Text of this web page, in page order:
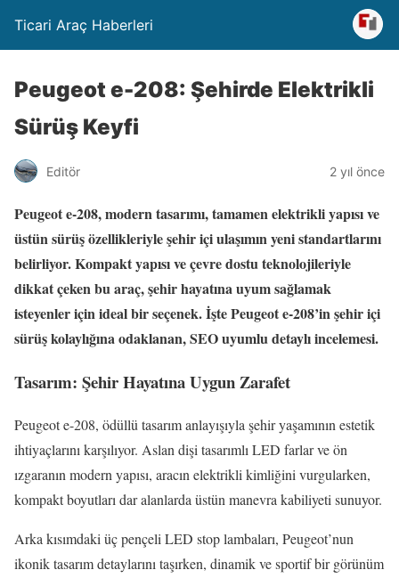
Ticari Araç Haberleri
Peugeot e-208: Şehirde Elektrikli
Sürüş Keyfi
Editör 2 yıl önce
Peugeot e-208, modern tasarımı, tamamen elektrikli yapısı ve
üstün sürüş özellikleriyle şehir içi ulaşımın yeni standartlarını
belirliyor. Kompakt yapısı ve çevre dostu teknolojileriyle
dikkat çeken bu araç, şehir hayatına uyum sağlamak
isteyenler için ideal bir seçenek. İşte Peugeot e-208’in şehir içi
sürüş kolaylığına odaklanan, SEO uyumlu detaylı incelemesi.
Tasarım: Şehir Hayatına Uygun Zarafet
Peugeot e-208, ödüllü tasarım anlayışıyla şehir yaşamının estetik
ihtiyaçlarını karşılıyor. Aslan dişi tasarımlı LED farlar ve ön
ızgaranın modern yapısı, aracın elektrikli kimliğini vurgularken,
kompakt boyutları dar alanlarda üstün manevra kabiliyeti sunuyor.
Arka kısımdaki üç pençeli LED stop lambaları, Peugeot’nun
ikonik tasarım detaylarını taşırken, dinamik ve sportif bir görünüm